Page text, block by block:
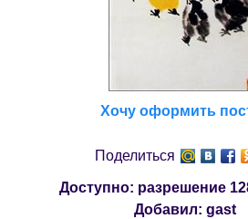
Хочу оформить
Поделиться
Доступно: разрешение
Добавил: gast